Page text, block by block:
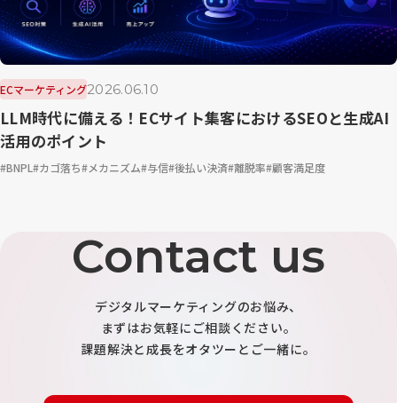
ECマーケティング2026.06.10
LLM時代に備える！ECサイト集客におけるSEOと生成AI
活用のポイント
BNPL カゴ落ち メカニズム 与信 後払い決済 離脱率 顧客満足度
Contact us
デジタルマーケティングのお悩み、
まずはお気軽にご相談ください。
課題解決と成長をオタツーとご一緒に。